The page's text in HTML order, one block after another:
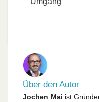
Über den Autor
Jochen Mai ist